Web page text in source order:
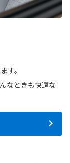
す。
なときも快適な